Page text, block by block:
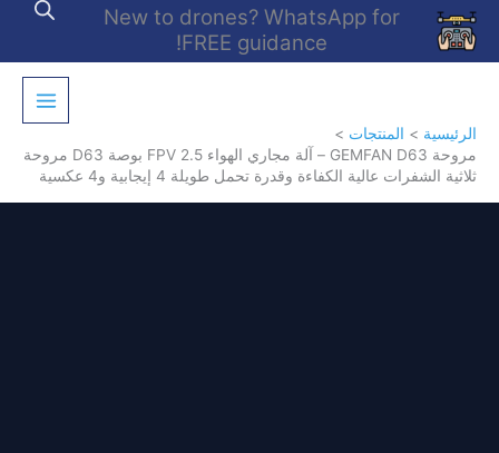
تخطي
المحتوى
New to drones? WhatsApp for
FREE guidance!
الرئيسية
المنتجات
مروحة GEMFAN D63 – آلة مجاري الهواء FPV 2.5 بوصة D63 مروحة
ثلاثية الشفرات عالية الكفاءة وقدرة تحمل طويلة 4 إيجابية و4 عكسية